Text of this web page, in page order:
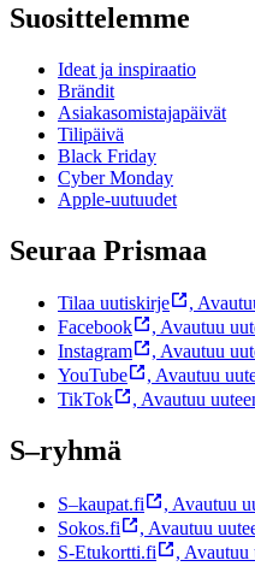
Suosittelemme
Ideat ja inspiraatio
Brändit
Asiakasomistajapäivät
Tilipäivä
Black Friday
Cyber Monday
Apple-uutuudet
Seuraa Prismaa
Tilaa uutiskirje ,
Facebook
, Avautuu
Instagram
, Avautuu
YouTube
, Avautuu
TikTok
, Avautuu
S–ryhmä
S–kaupat.fi , Avautuu
Sokos.fi
, Avautuu
S-Etukortti.fi
, Avautuu